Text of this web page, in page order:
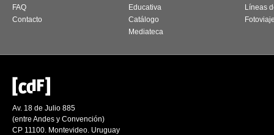
FAQ
Contacto
Educativa
Catálogo
Mediateca
Líneas
Av. 18 de Julio 885
(entre Andes y Convención)
CP 11100. Montevideo. Uruguay